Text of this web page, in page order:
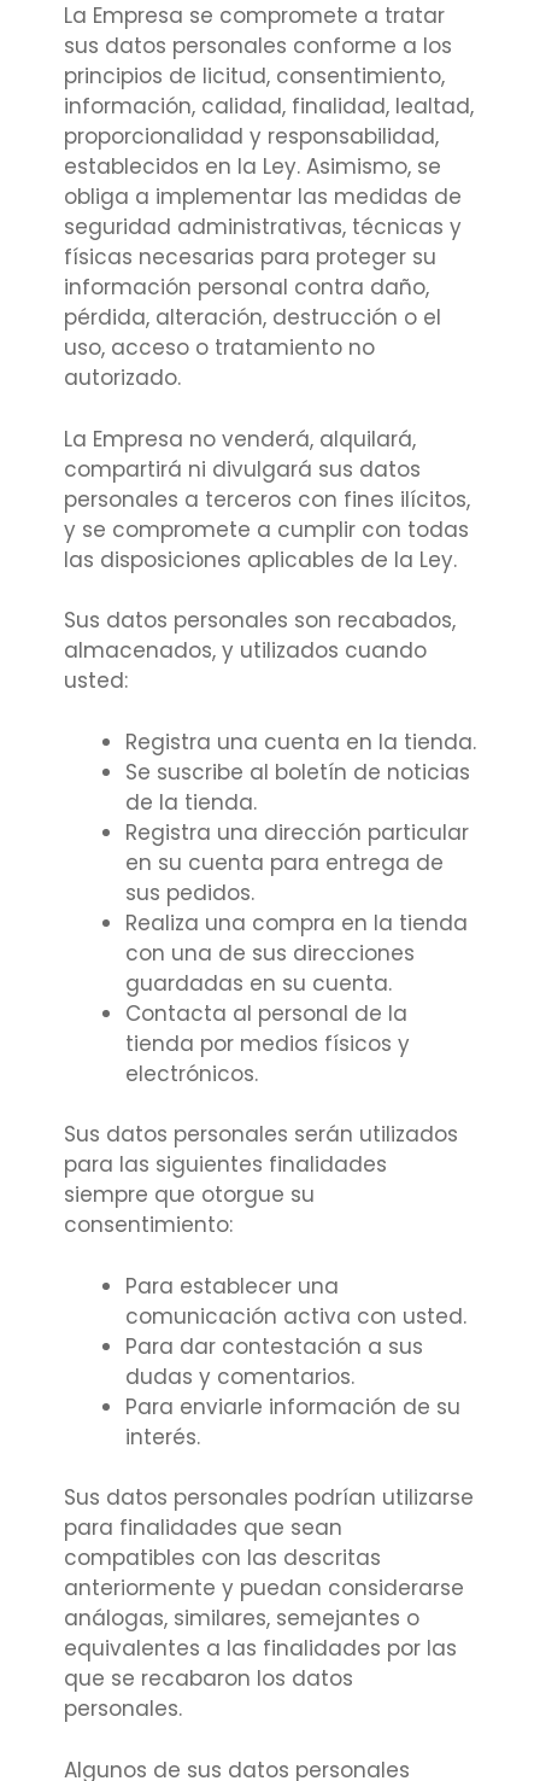
La Empresa se compromete a tratar
sus datos personales conforme a los
principios de licitud, consentimiento,
información, calidad, finalidad, lealtad,
proporcionalidad y responsabilidad,
establecidos en la Ley. Asimismo, se
obliga a implementar las medidas de
seguridad administrativas, técnicas y
físicas necesarias para proteger su
información personal contra daño,
pérdida, alteración, destrucción o el
uso, acceso o tratamiento no
autorizado.
La Empresa no venderá, alquilará,
compartirá ni divulgará sus datos
personales a terceros con fines ilícitos,
y se compromete a cumplir con todas
las disposiciones aplicables de la Ley.
Sus datos personales son recabados,
almacenados, y utilizados cuando
usted:
Registra una cuenta en la tienda.
Se suscribe al boletín de noticias
de la tienda.
Registra una dirección particular
en su cuenta para entrega de
sus pedidos.
Realiza una compra en la tienda
con una de sus direcciones
guardadas en su cuenta.
Contacta al personal de la
tienda por medios físicos y
electrónicos.
Sus datos personales serán utilizados
para las siguientes finalidades
siempre que otorgue su
consentimiento:
Para establecer una
comunicación activa con usted.
Para dar contestación a sus
dudas y comentarios.
Para enviarle información de su
interés.
Sus datos personales podrían utilizarse
para finalidades que sean
compatibles con las descritas
anteriormente y puedan considerarse
análogas, similares, semejantes o
equivalentes a las finalidades por las
que se recabaron los datos
personales.
Algunos de sus datos personales